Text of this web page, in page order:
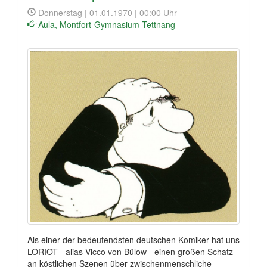
Donnerstag | 01.01.1970 | 00:00 Uhr
Aula, Montfort-Gymnasium Tettnang
Als einer der bedeutendsten deutschen Komiker hat uns
LORIOT - alias Vicco von Bülow - einen großen Schatz
an köstlichen Szenen über zwischenmenschliche